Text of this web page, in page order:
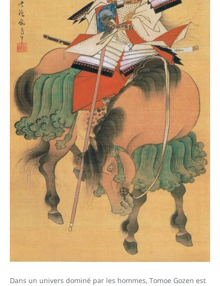
Dans un univers dominé par les hommes, Tomoe Gozen est